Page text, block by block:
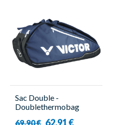
Sac Double -
Doublethermobag
69,90 € 62,91 €